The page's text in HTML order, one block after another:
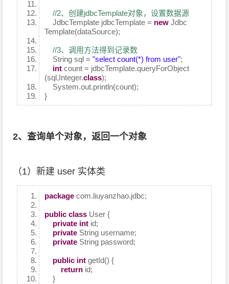
//2、创建jdbcTemplate对象，设置数据源
JdbcTemplate jdbcTemplate = new Jdbc
Template(dataSource);
//3、调用方法得到记录数
String sql ="select count(*) from user";
int count = jdbcTemplate.queryForObject
(sql,Integer.class);
System.out.println(count);
}
2、查询单个对象，返回一个对象
（1）新建 user 实体类
package com.liuyanzhao.jdbc;
public class User {
private int id;
private String username;
private String password;
public int getId() {
return id;
}